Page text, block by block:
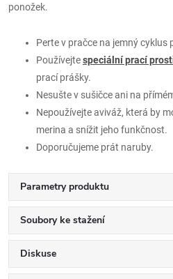
ponožek.
Perte v pračce na jemný cyklus
Používejtespeciální prací
prací prášky.
Nesušte v sušičce ani na
Nepoužívejte aviváž, která by
merina a snížit jeho funkčnost.
Doporučujeme prát naruby.
Parametry produktu
Soubory ke stažení
Diskuse